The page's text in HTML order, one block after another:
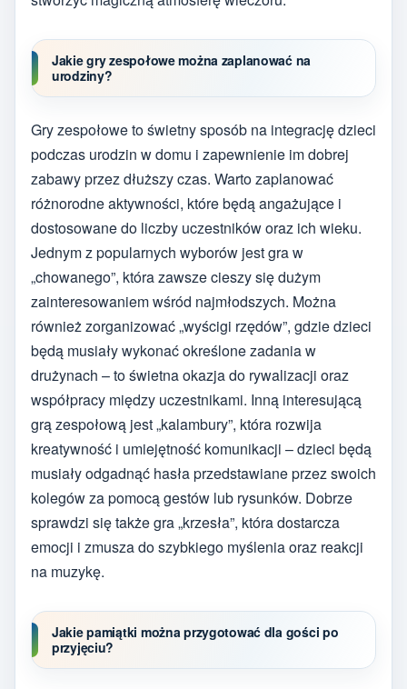
Jakie gry zespołowe można zaplanować na
urodziny?
Gry zespołowe to świetny sposób na integrację dzieci
podczas urodzin w domu i zapewnienie im dobrej
zabawy przez dłuższy czas. Warto zaplanować
różnorodne aktywności, które będą angażujące i
dostosowane do liczby uczestników oraz ich wieku.
Jednym z popularnych wyborów jest gra w
„chowanego”, która zawsze cieszy się dużym
zainteresowaniem wśród najmłodszych. Można
również zorganizować „wyścigi rzędów”, gdzie dzieci
będą musiały wykonać określone zadania w
drużynach – to świetna okazja do rywalizacji oraz
współpracy między uczestnikami. Inną interesującą
grą zespołową jest „kalambury”, która rozwija
kreatywność i umiejętność komunikacji – dzieci będą
musiały odgadnąć hasła przedstawiane przez swoich
kolegów za pomocą gestów lub rysunków. Dobrze
sprawdzi się także gra „krzesła”, która dostarcza
emocji i zmusza do szybkiego myślenia oraz reakcji
na muzykę.
Jakie pamiątki można przygotować dla gości po
przyjęciu?